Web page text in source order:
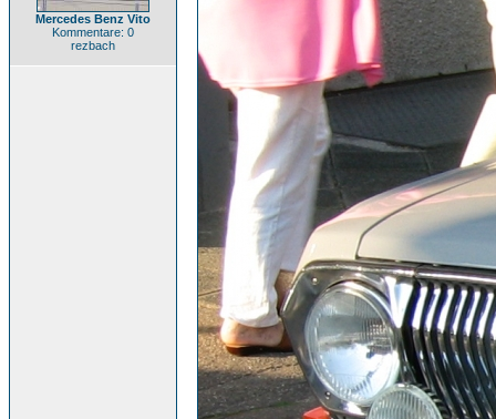
Mercedes Benz Vito
Kommentare: 0
rezbach